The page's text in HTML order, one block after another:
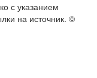
с указанием
на источник. ©